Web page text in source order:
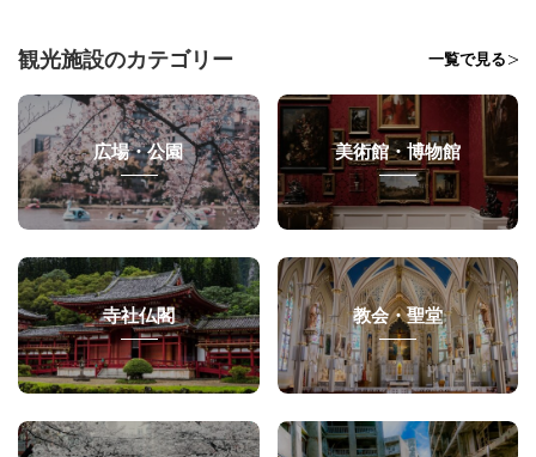
観光施設のカテゴリー 一覧で見る
広場・公園 美術館・博物館
寺社仏閣 教会・聖堂